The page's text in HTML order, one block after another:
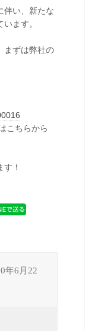
伴い、新たな
ます。
まずは弊社の
こちらから
！
年6月22